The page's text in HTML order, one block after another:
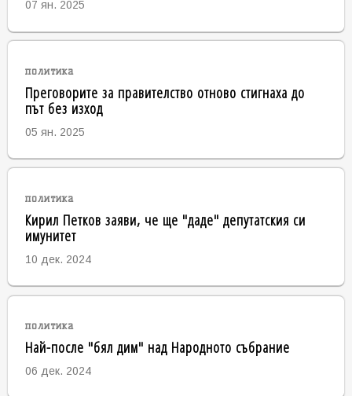
07 ян. 2025
политика
Преговорите за правителство отново стигнаха до
път без изход
05 ян. 2025
политика
Кирил Петков заяви, че ще "даде" депутатския си
имунитет
10 дек. 2024
политика
Най-после "бял дим" над Народното събрание
06 дек. 2024